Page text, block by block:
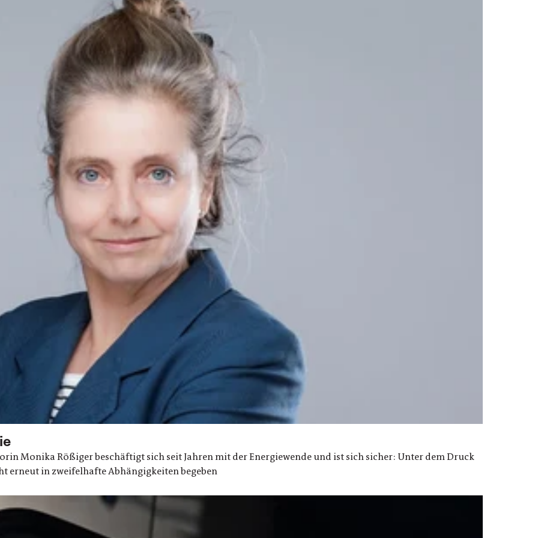
Monika Rößiger beschäftigt sich seit Jahren mit der Energiewende und ist sich sicher: Unter dem Druck
erneut in zweifelhafte Abhängigkeiten begeben